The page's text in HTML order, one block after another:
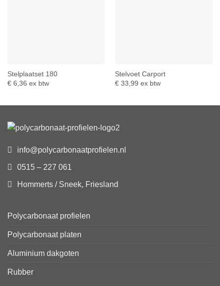
Stelplaatset 180
€6,36 ex btw
Stelvoet Carport
€33,99 ex btw
info@polycarbonaatprofielen.nl
0515 – 227 061
Hommerts / Sneek, Friesland
Polycarbonaat profielen
Polycarbonaat platen
Aluminium dakgoten
Rubber